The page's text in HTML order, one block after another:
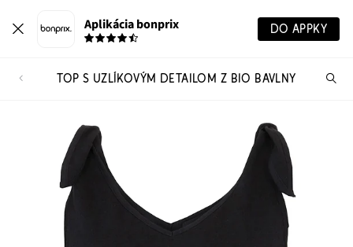
Aplikácia bonprix DO APPKY
TOP S UZLÍKOVÝM DETAILOM Z BIO BAVLNY